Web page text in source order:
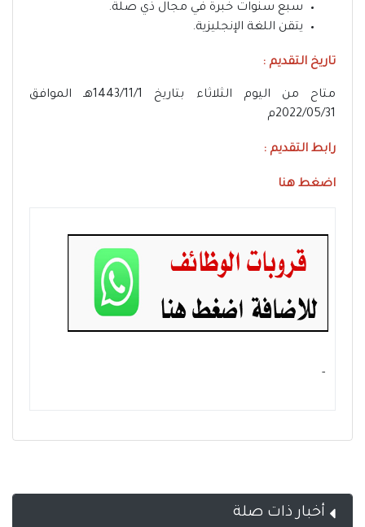
سبع سنوات خبرة في مجال ذي صلة.
يتقن اللغة الإنجليزية.
تاريخ التقديم :
متاح من اليوم الثلاثاء بتاريخ 1443/11/1هـ الموافق
2022/05/31م
رابط التقديم :
اضغط هنا
- ‏
أخبار ذات صلة